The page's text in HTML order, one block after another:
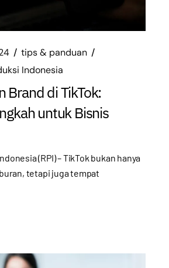
tips & panduan
Indonesia
Brand di TikTok:
untuk Bisnis
(RPI) – TikTok bukan hanya
tetapi juga tempat